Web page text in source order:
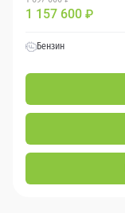
1 157 600 ₽
Бензин